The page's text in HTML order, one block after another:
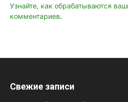
Узнайте, как обрабатываются
комментариев.
Свежие записи